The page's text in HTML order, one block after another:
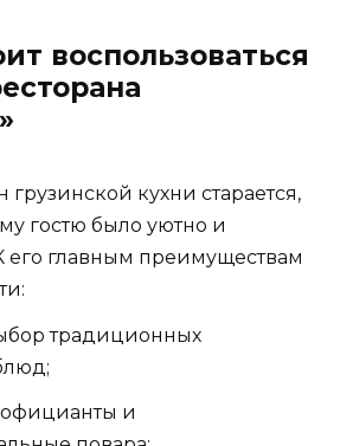
воспользоваться
грузинской кухни старается,
гостю было уютно и
его главным преимуществам
традиционных
и